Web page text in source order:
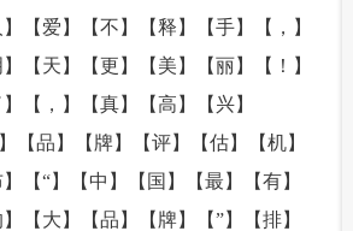
】【爱】【不】【释】【手】【，】
】【天】【更】【美】【丽】【！】
】【，】【真】【高】【兴】
【品】【牌】【评】【估】【机】
】【“】【中】【国】【最】【有】
】【大】【品】【牌】【”】【排】